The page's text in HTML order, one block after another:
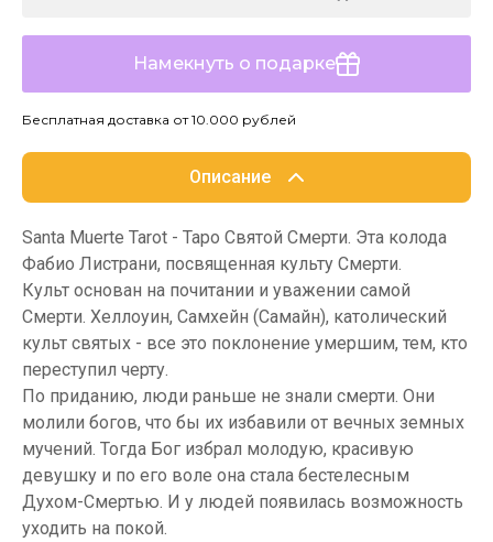
Намекнуть о подарке
Бесплатная доставка от 10.000 рублей
Описание
Santa Muerte Tarot - Таро Святой Смерти. Эта колода
Фабио Листрани, посвященная культу Смерти.
Культ основан на почитании и уважении самой
Смерти. Хеллоуин, Самхейн (Самайн), католический
культ святых - все это поклонение умершим, тем, кто
переступил черту.
По приданию, люди раньше не знали смерти. Они
молили богов, что бы их избавили от вечных земных
мучений. Тогда Бог избрал молодую, красивую
девушку и по его воле она стала бестелесным
Духом-Смертью. И у людей появилась возможность
уходить на покой.